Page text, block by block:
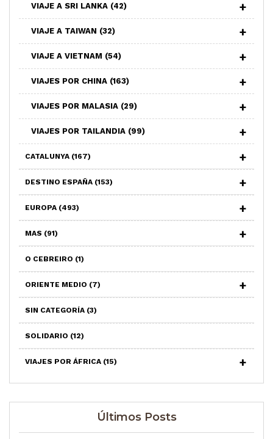
VIAJE A SRI LANKA (42)
VIAJE A TAIWAN (32)
VIAJE A VIETNAM (54)
VIAJES POR CHINA (163)
VIAJES POR MALASIA (29)
VIAJES POR TAILANDIA (99)
CATALUNYA (167)
DESTINO ESPAÑA (153)
EUROPA (493)
MAS (91)
O CEBREIRO (1)
ORIENTE MEDIO (7)
SIN CATEGORÍA (3)
SOLIDARIO (12)
VIAJES POR ÁFRICA (15)
Últimos Posts